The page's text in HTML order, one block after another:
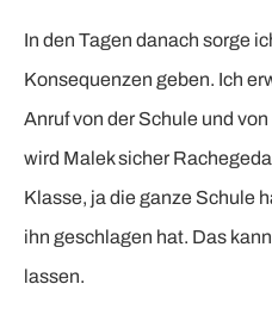
In den Tagen danach sorge
Konsequenzen geben. Ich
Anruf von der Schule und
wird Malek sicher
Klasse, ja die ganze Schule
ihn geschlagen hat. Das
lassen.